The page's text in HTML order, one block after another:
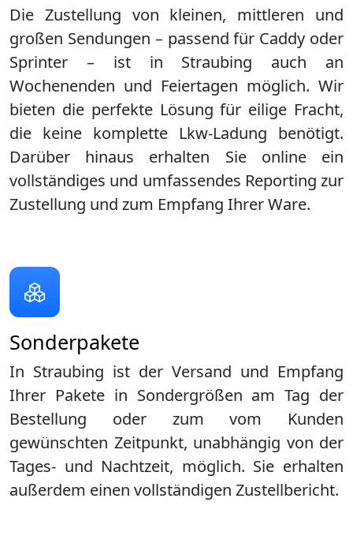
Die Zustellung von kleinen, mittleren und
großen Sendungen – passend für Caddy oder
Sprinter – ist in Straubing auch an
Wochenenden und Feiertagen möglich. Wir
bieten die perfekte Lösung für eilige Fracht,
die keine komplette Lkw-Ladung benötigt.
Darüber hinaus erhalten Sie online ein
vollständiges und umfassendes Reporting zur
Zustellung und zum Empfang Ihrer Ware.
Sonderpakete
In Straubing ist der Versand und Empfang
Ihrer Pakete in Sondergrößen am Tag der
Bestellung oder zum vom Kunden
gewünschten Zeitpunkt, unabhängig von der
Tages- und Nachtzeit, möglich. Sie erhalten
außerdem einen vollständigen Zustellbericht.